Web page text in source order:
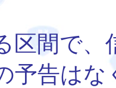
間で、
予告は